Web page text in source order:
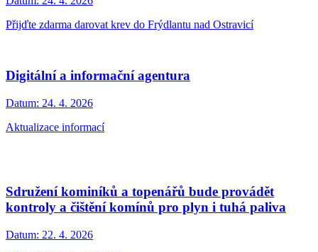
Přijďte zdarma darovat krev do Frýdlantu nad Ostravicí
Digitální a informační agentura
Datum: 24. 4. 2026
Aktualizace informací
Sdružení kominíků a topenářů bude provádět
kontroly a čištění komínů pro plyn i tuhá paliva
Datum: 22. 4. 2026